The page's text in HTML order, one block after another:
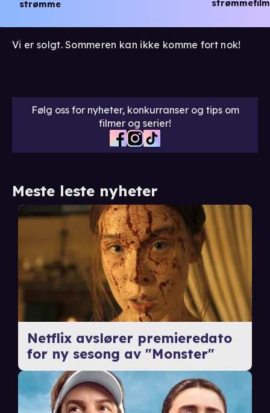
strømme
Vi er solgt. Sommeren kan ikke komme fort nok!
Følg oss for nyheter, konkurranser og tips om
filmer og serier!
Meste leste nyheter
Netflix avslører premieredato
for ny sesong av "Monster"